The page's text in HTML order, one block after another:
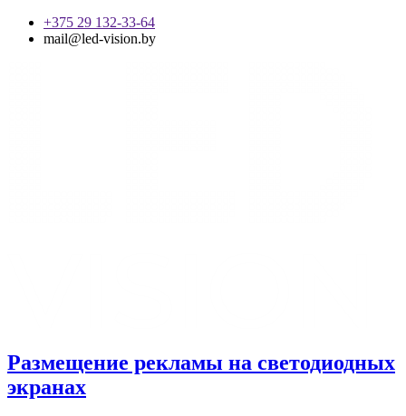
+375 29 132-33-64
mail@led-vision.by
Размещение рекламы на светодиодных
экранах